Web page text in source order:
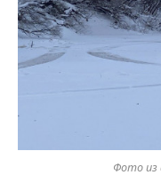
Фото из